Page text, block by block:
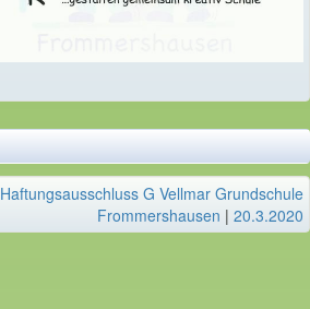
Haftungsausschluss G Vellmar Grundschule
Frommershausen | 20.3.2020